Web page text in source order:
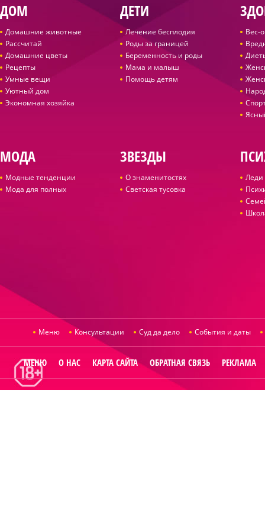
ДОМ
Домашние животные
Рассчитай
Домашние цветы
Рецепты
Умные вещи
Уютный дом
Экономная хозяйка
ДЕТИ
Лечение бесплодия
Роды за границей
Беременность и роды
Мама и малыш
Помощь детям
Вес-
МОДА
Модные тенденции
Мода для полных
ЗВЕЗДЫ
О знаменитостях
Светская тусовка
Леди
Меню Консультации Суд да дело События и даты
МЕНЮ О НАС КАРТА САЙТА ОБРАТНАЯ СВЯЗЬ РЕКЛАМА